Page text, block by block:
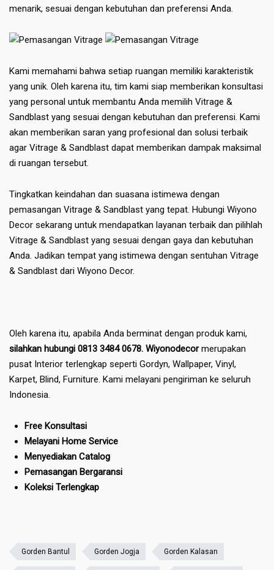
menarik, sesuai dengan kebutuhan dan preferensi Anda.
Kami memahami bahwa setiap ruangan memiliki karakteristik
yang unik. Oleh karena itu, tim kami siap memberikan konsultasi
yang personal untuk membantu Anda memilih Vitrage &
Sandblast yang sesuai dengan kebutuhan dan preferensi. Kami
akan memberikan saran yang profesional dan solusi terbaik
agar Vitrage & Sandblast dapat memberikan dampak maksimal
di ruangan tersebut.
Tingkatkan keindahan dan suasana istimewa dengan
pemasangan Vitrage & Sandblast yang tepat. Hubungi Wiyono
Decor sekarang untuk mendapatkan layanan terbaik dan pilihlah
Vitrage & Sandblast yang sesuai dengan gaya dan kebutuhan
Anda. Jadikan tempat yang istimewa dengan sentuhan Vitrage
& Sandblast dari Wiyono Decor.
Oleh karena itu, apabila Anda berminat dengan produk kami,
silahkan hubungi 0813 3484 0678. Wiyonodecormerupakan
pusat Interior terlengkap seperti Gordyn, Wallpaper, Vinyl,
Karpet, Blind, Furniture. Kami melayani pengiriman ke seluruh
Indonesia.
Free Konsultasi
Melayani Home Service
Menyediakan Catalog
Pemasangan Bergaransi
Koleksi Terlengkap
Gorden Bantul Gorden Jogja Gorden Kalasan